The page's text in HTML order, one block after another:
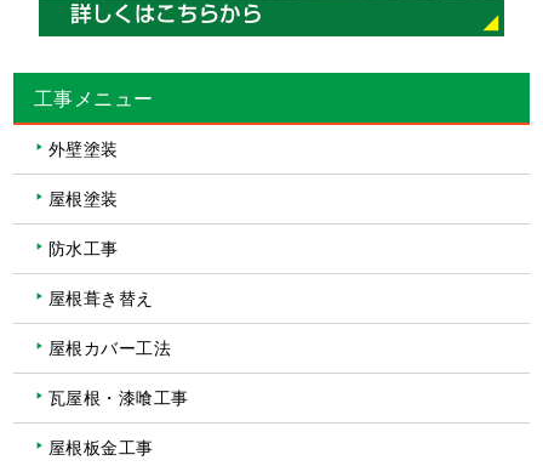
工事メニュー
外壁塗装
屋根塗装
防水工事
屋根葺き替え
屋根カバー工法
瓦屋根・漆喰工事
屋根板金工事